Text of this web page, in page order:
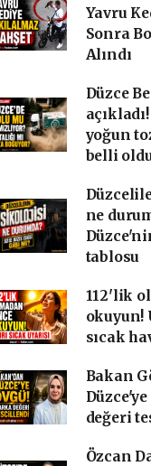
Yavru
Sonra
Alındı
Düzce
yoğun
belli
ne
tablosu
112'lik
okuyun!
sıcak
Bakan
değeri
Özcan